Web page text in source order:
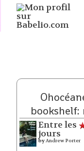
bookshelf:
Entre les
jours
byAndrew Porter